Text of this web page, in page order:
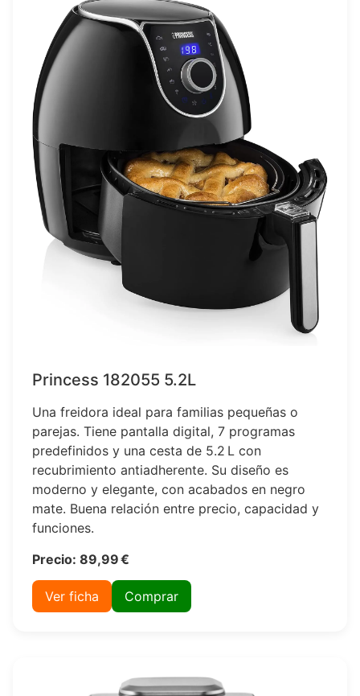
Princess 182055 5.2L
Una freidora ideal para familias pequeñas o
parejas. Tiene pantalla digital, 7 programas
predefinidos y una cesta de 5.2 L con
recubrimiento antiadherente. Su diseño es
moderno y elegante, con acabados en negro
mate. Buena relación entre precio, capacidad y
funciones.
Precio: 89,99 €
Ver ficha Comprar